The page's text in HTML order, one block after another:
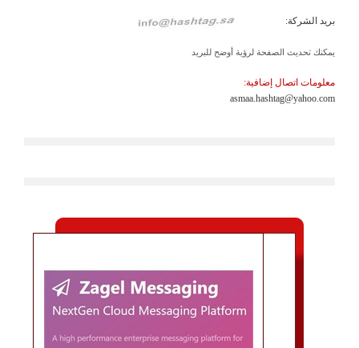
بريد الشركة:
يمكنك تحديث الصفحة لرؤية أوضح للبريد
معلومات اتصال إضافية:
asmaa.hashtag@yahoo.com